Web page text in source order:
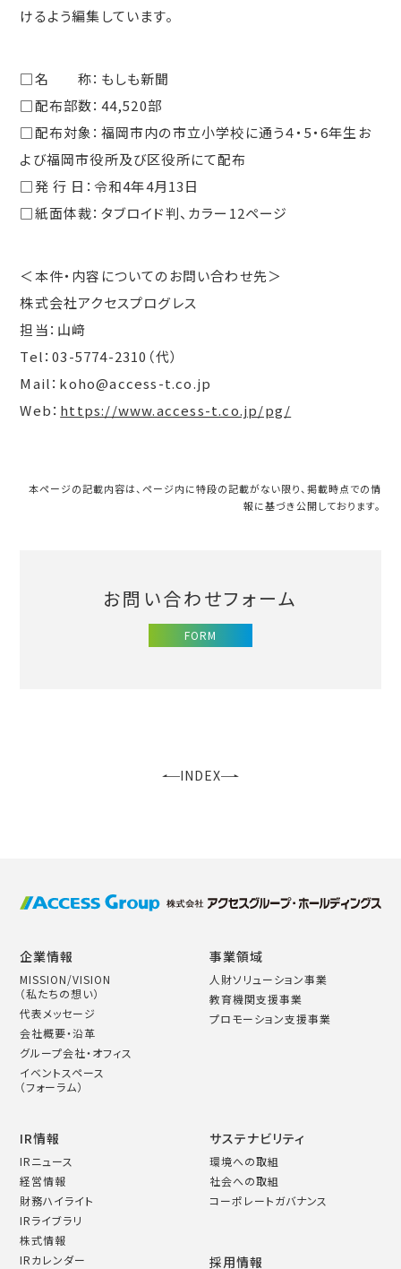
けるよう編集しています。
□名 称：もしも新聞
□配布部数：44,520部
□配布対象：福岡市内の市立小学校に通う４・5・6年生お
よび福岡市役所及び区役所にて配布
□発 行 日：令和4年4月13日
□紙面体裁：タブロイド判、カラー12ページ
＜本件・内容についてのお問い合わせ先＞
株式会社アクセスプログレス
担当：山﨑
Tel：03-5774-2310（代）
Mail：koho@access-t.co.jp
Web： https://www.access-t.co.jp/pg/
本ページの記載内容は、ページ内に特段の記載がない限り、掲載時点での情
報に基づき公開しております。
お問い合わせフォーム
FORM
INDEX
企業情報
MISSION/VISION
（私たちの想い）
代表メッセージ
会社概要・沿革
グループ会社・オフィス
イベントスペース
（フォーラム）
事業領域
人財ソリューション事業
教育機関支援事業
プロモーション支援事業
IR情報
IRニュース
経営情報
財務ハイライト
IRライブラリ
株式情報
IRカレンダー
サステナビリティ
環境への取組
社会への取組
コーポレートガバナンス
採用情報